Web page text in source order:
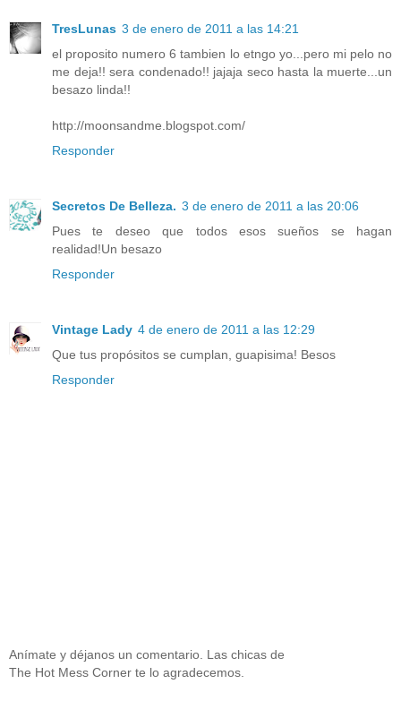
TresLunas 3 de enero de 2011 a las 14:21
el proposito numero 6 tambien lo etngo yo...pero mi pelo no
me deja!! sera condenado!! jajaja seco hasta la muerte...un
besazo linda!!
http://moonsandme.blogspot.com/
Responder
Secretos De Belleza. 3 de enero de 2011 a las 20:06
Pues te deseo que todos esos sueños se hagan
realidad!Un besazo
Responder
Vintage Lady 4 de enero de 2011 a las 12:29
Que tus propósitos se cumplan, guapisima! Besos
Responder
Anímate y déjanos un comentario. Las chicas de
The Hot Mess Corner te lo agradecemos.